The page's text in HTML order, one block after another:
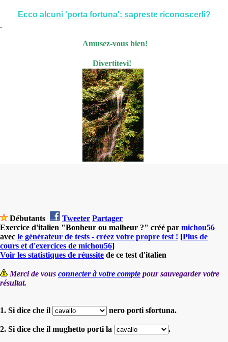
Ecco alcuni 'porta fortuna': sapreste riconoscerli?
Amusez-vous bien!
Divertitevi!
Débutants Tweeter Partager
Exercice d'italien "Bonheur ou malheur ?" créé par michou56
avec le générateur de tests - créez votre propre test ! [Plus de
cours et d'exercices de michou56]
Voir les statistiques de réussite de ce test d'italien
Merci de vous connecter à votre compte pour sauvegarder votre
résultat.
1. Si dice che il nero porti sfortuna.
2. Si dice che il mughetto porti la .